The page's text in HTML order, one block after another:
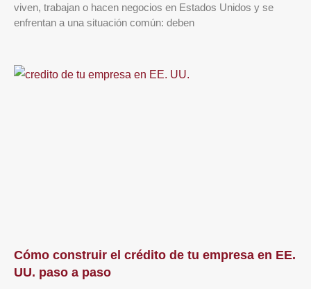
viven, trabajan o hacen negocios en Estados Unidos y se
enfrentan a una situación común: deben
Cómo construir el crédito de tu empresa en EE.
UU. paso a paso